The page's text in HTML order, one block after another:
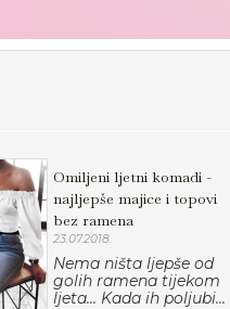
Omiljeni ljetni komadi -
najljepše majice i topovi
bez ramena
23.07.2018.
Nema ništa ljepše od
golih ramena tijekom
ljeta... Kada ih poljubi...